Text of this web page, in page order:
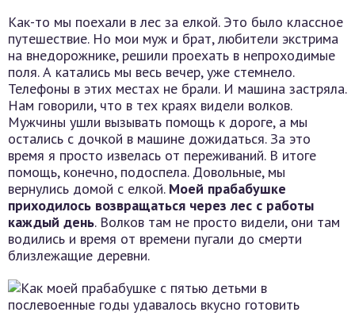
Как-то мы поехали в лес за елкой. Это было классное
путешествие. Но мои муж и брат, любители экстрима
на внедорожнике, решили проехать в непроходимые
поля. А катались мы весь вечер, уже стемнело.
Телефоны в этих местах не брали. И машина застряла.
Нам говорили, что в тех краях видели волков.
Мужчины ушли вызывать помощь к дороге, а мы
остались с дочкой в машине дожидаться. За это
время я просто извелась от переживаний. В итоге
помощь, конечно, подоспела. Довольные, мы
вернулись домой с елкой. Моей прабабушке
приходилось возвращаться через лес с работы
каждый день. Волков там не просто видели, они там
водились и время от времени пугали до смерти
близлежащие деревни.